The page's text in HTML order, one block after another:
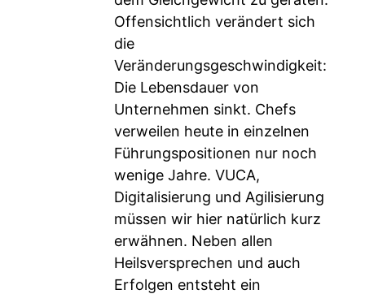
Offensichtlich verändert sich
die
Veränderungsgeschwindigkeit:
Die Lebensdauer von
Unternehmen sinkt. Chefs
verweilen heute in einzelnen
Führungspositionen nur noch
wenige Jahre. VUCA,
Digitalisierung und Agilisierung
müssen wir hier natürlich kurz
erwähnen. Neben allen
Heilsversprechen und auch
Erfolgen entsteht ein